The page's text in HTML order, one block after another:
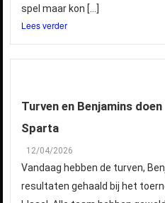
spel maar kon […]
Lees verder
Turven en Benjamins
Sparta
12/04/2026
Vandaag hebben de turven,
resultaten gehaald bij het